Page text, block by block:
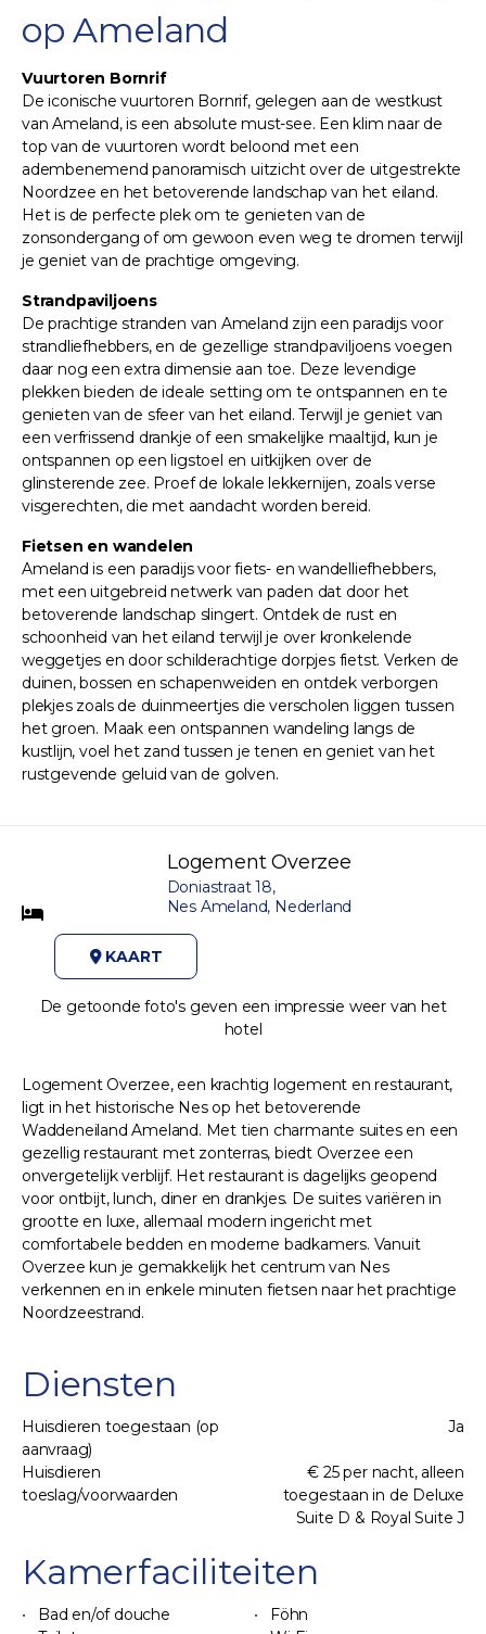
op Ameland
Vuurtoren Bornrif
De iconische vuurtoren Bornrif, gelegen aan de westkust
van Ameland, is een absolute must-see. Een klim naar de
top van de vuurtoren wordt beloond met een
adembenemend panoramisch uitzicht over de uitgestrekte
Noordzee en het betoverende landschap van het eiland.
Het is de perfecte plek om te genieten van de
zonsondergang of om gewoon even weg te dromen terwijl
je geniet van de prachtige omgeving.
Strandpaviljoens
De prachtige stranden van Ameland zijn een paradijs voor
strandliefhebbers, en de gezellige strandpaviljoens voegen
daar nog een extra dimensie aan toe. Deze levendige
plekken bieden de ideale setting om te ontspannen en te
genieten van de sfeer van het eiland. Terwijl je geniet van
een verfrissend drankje of een smakelijke maaltijd, kun je
ontspannen op een ligstoel en uitkijken over de
glinsterende zee. Proef de lokale lekkernijen, zoals verse
visgerechten, die met aandacht worden bereid.
Fietsen en wandelen
Ameland is een paradijs voor fiets- en wandelliefhebbers,
met een uitgebreid netwerk van paden dat door het
betoverende landschap slingert. Ontdek de rust en
schoonheid van het eiland terwijl je over kronkelende
weggetjes en door schilderachtige dorpjes fietst. Verken de
duinen, bossen en schapenweiden en ontdek verborgen
plekjes zoals de duinmeertjes die verscholen liggen tussen
het groen. Maak een ontspannen wandeling langs de
kustlijn, voel het zand tussen je tenen en geniet van het
rustgevende geluid van de golven.
Logement Overzee
Doniastraat 18,
Nes Ameland, Nederland
KAART
De getoonde foto's geven een impressie weer van het
hotel
Logement Overzee, een krachtig logement en restaurant,
ligt in het historische Nes op het betoverende
Waddeneiland Ameland. Met tien charmante suites en een
gezellig restaurant met zonterras, biedt Overzee een
onvergetelijk verblijf. Het restaurant is dagelijks geopend
voor ontbijt, lunch, diner en drankjes. De suites variëren in
grootte en luxe, allemaal modern ingericht met
comfortabele bedden en moderne badkamers. Vanuit
Overzee kun je gemakkelijk het centrum van Nes
verkennen en in enkele minuten fietsen naar het prachtige
Noordzeestrand.
Diensten
Huisdieren toegestaan (op
aanvraag)
Ja
Huisdieren
toeslag/voorwaarden
€ 25 per nacht, alleen
toegestaan in de Deluxe
Suite D & Royal Suite J
Kamerfaciliteiten
Bad en/of douche
Föhn